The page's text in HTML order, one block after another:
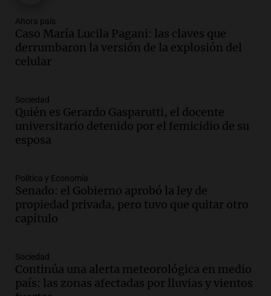
Audio.
casi 1.500 llamados por fuertes vientos
de hasta 90 km/h
Panorama Federal
fitosanitarios y su impacto en la
sustentabilidad agrícola en Argentina
Panorama Federal
Episodios
finaliza con buenas reservas de
humedad en todo el país
Panorama Federal
Episodios
organizaciones sociales se unen contra
la eliminación de beneficios económicos
Panorama Federal
Ahora país
Caso María Lucila Pagani: las claves que
derrumbaron la versión de la explosión del
celular
Sociedad
Quién es Gerardo Gasparutti, el docente
universitario detenido por el femicidio de su
esposa
Política y Economía
Senado: el Gobierno aprobó la ley de
propiedad privada, pero tuvo que quitar otro
capítulo
Sociedad
Continúa una alerta meteorológica en medio
país: las zonas afectadas por lluvias y vientos